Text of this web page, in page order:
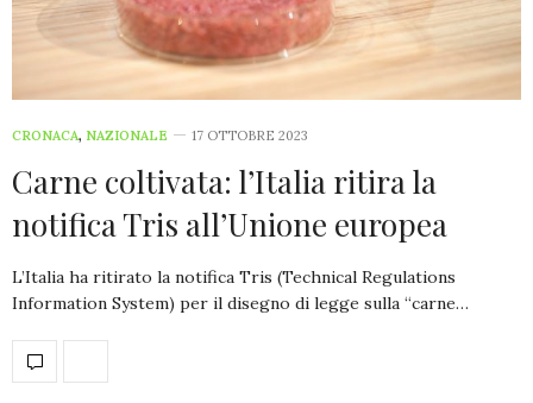
CRONACA, NAZIONALE 17 OTTOBRE 2023
Carne coltivata: l’Italia ritira la
notifica Tris all’Unione europea
L’Italia ha ritirato la notifica Tris (Technical Regulations
Information System) per il disegno di legge sulla “carne…